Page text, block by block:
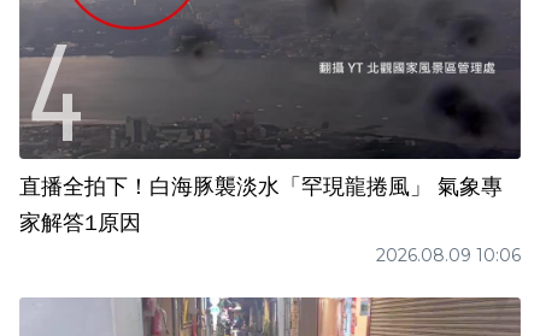
直播全拍下！白海豚襲淡水「罕現龍捲風」 氣象專
家解答1原因
2026.08.09 10:06